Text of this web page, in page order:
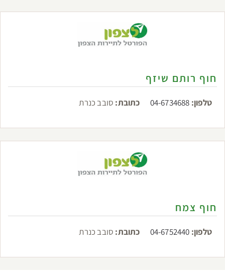
חוף רותם שיזף
טלפון: 04-6734688 כתובת: סובב כנרת
חוף צמח
טלפון: 04-6752440 כתובת: סובב כנרת